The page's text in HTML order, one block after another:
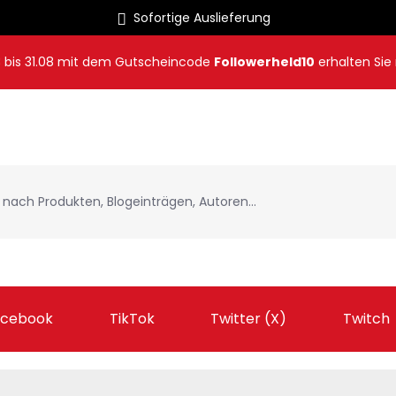
Sofortige Auslieferung
bis 31.08 mit dem Gutscheincode Followerheld10 erhalten Sie
TikTok Twitter (X) Twitch